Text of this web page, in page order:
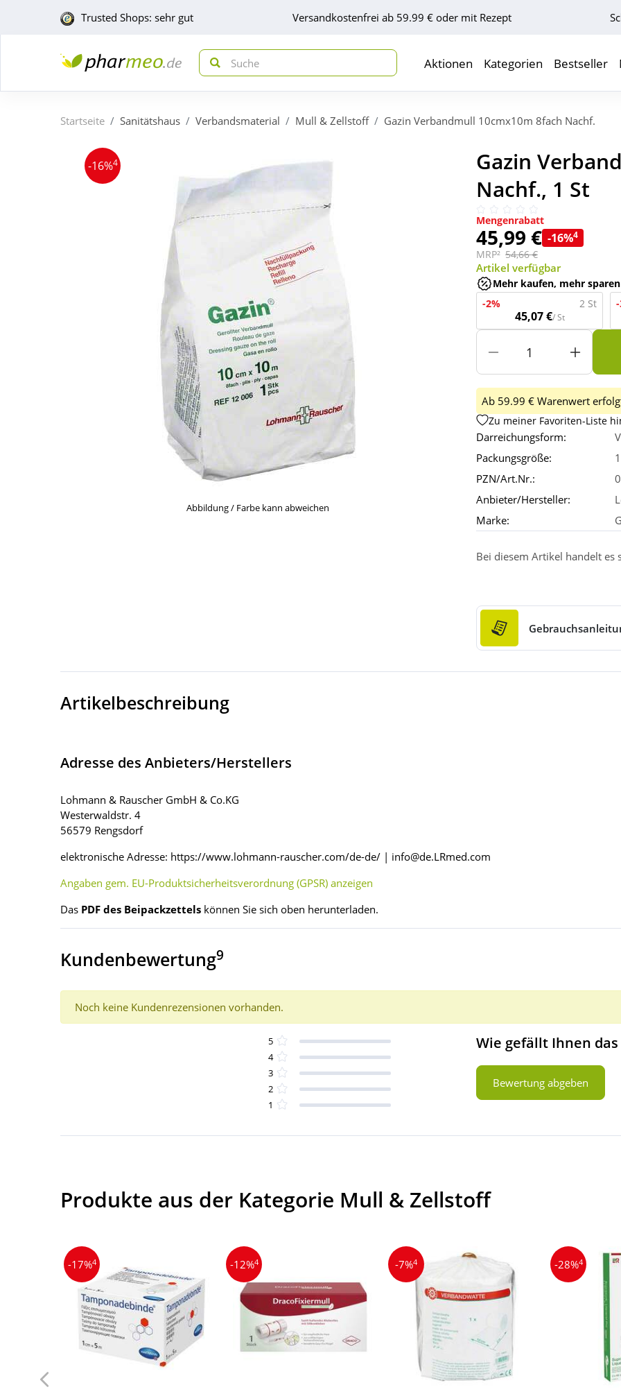
Trusted Shops: sehr gut Versandkostenfrei ab 59.99 € oder mit Rezept
Aktionen Kategorien Bestseller
Startseite Sanitätshaus Verbandsmaterial Mull & Zellstoff Gazin Verbandmull 10cmx10m 8fach Nachf.
-16%4
Abbildung / Farbe kann abweichen
Gazin
Nachf., 1 St
Mengenrabatt
45,99 € -16%4
MRP² 54,66 €
Artikel verfügbar
Mehr kaufen, mehr sparen
-2%
2 St
45,07 €/ St
Ab 59.99 € Warenwert
Zu meiner Favoriten-Liste
Darreichungsform:
Packungsgröße:
PZN/Art.Nr.:
Anbieter/Hersteller:
Marke:
Bei diesem Artikel handelt
Artikelbeschreibung
Adresse des Anbieters/Herstellers
Lohmann & Rauscher GmbH & Co.KG
Westerwaldstr. 4
56579 Rengsdorf
elektronische Adresse: https://www.lohmann-rauscher.com/de-de/ | info@de.LRmed.com
Angaben gem. EU-Produktsicherheitsverordnung (GPSR) anzeigen
Das PDF des Beipackzettels können Sie sich oben herunterladen.
Kundenbewertung9
Noch keine Kundenrezensionen vorhanden.
5
4
3
2
1
Wie gefällt Ihnen
Bewertung abgeben
Produkte aus der Kategorie Mull & Zellstoff
-17%4 -12%4 -7%4 -28%4